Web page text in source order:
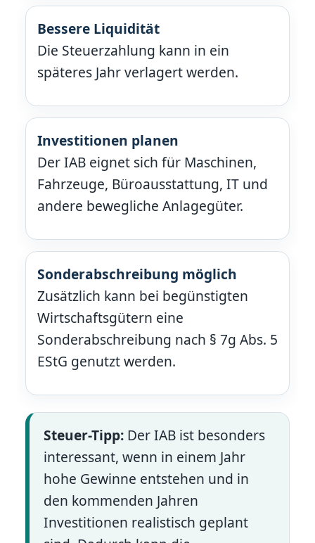
Bessere Liquidität
Die Steuerzahlung kann in ein
späteres Jahr verlagert werden.
Investitionen planen
Der IAB eignet sich für Maschinen,
Fahrzeuge, Büroausstattung, IT und
andere bewegliche Anlagegüter.
Sonderabschreibung möglich
Zusätzlich kann bei begünstigten
Wirtschaftsgütern eine
Sonderabschreibung nach § 7g Abs. 5
EStG genutzt werden.
Steuer-Tipp: Der IAB ist besonders
interessant, wenn in einem Jahr
hohe Gewinne entstehen und in
den kommenden Jahren
Investitionen realistisch geplant